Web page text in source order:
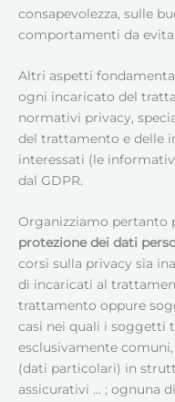
consapevolezza, sulle
comportamenti da
Altri aspetti
ogni incaricato del
normativi privacy,
del trattamento e delle
interessati (le
dal GDPR.
Organizziamo pertanto
protezione dei dati
corsi sulla privacy sia
di incaricati al
trattamento oppure
casi nei quali i soggetti
esclusivamente
(dati particolari) in
assicurativi … ; ognuna